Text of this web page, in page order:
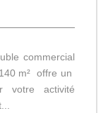
commercial
m² offre un
votre activité